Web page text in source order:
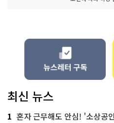
최신 뉴스
1 혼자 근무해도 안심! '소상공